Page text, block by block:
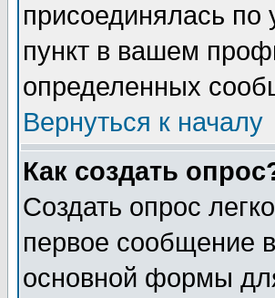
присоединялась по
пункт в вашем
определенных
Вернуться к началу
Как создать
Создать опрос
первое сообщение
основной формы